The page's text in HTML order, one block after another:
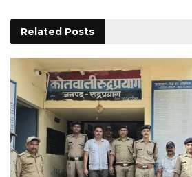
Related Posts